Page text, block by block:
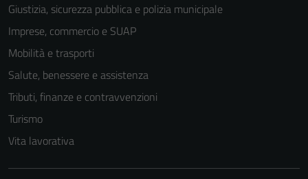
Giustizia, sicurezza pubblica e polizia municipale
Imprese, commercio e SUAP
Mobilità e trasporti
Salute, benessere e assistenza
Tributi, finanze e contravvenzioni
Turismo
Vita lavorativa